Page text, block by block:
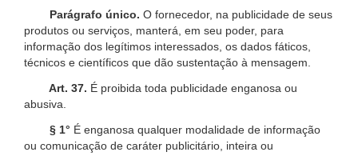
Parágrafo único. O fornecedor, na publicidade de seus
produtos ou serviços, manterá, em seu poder, para
informação dos legítimos interessados, os dados fáticos,
técnicos e científicos que dão sustentação à mensagem.
Art. 37. É proibida toda publicidade enganosa ou
abusiva.
§ 1° É enganosa qualquer modalidade de informação
ou comunicação de caráter publicitário, inteira ou